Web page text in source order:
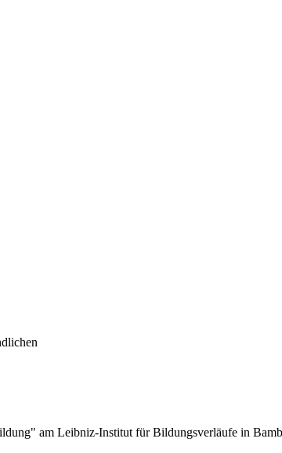
am Leibniz-Institut für Bildungsverläufe in